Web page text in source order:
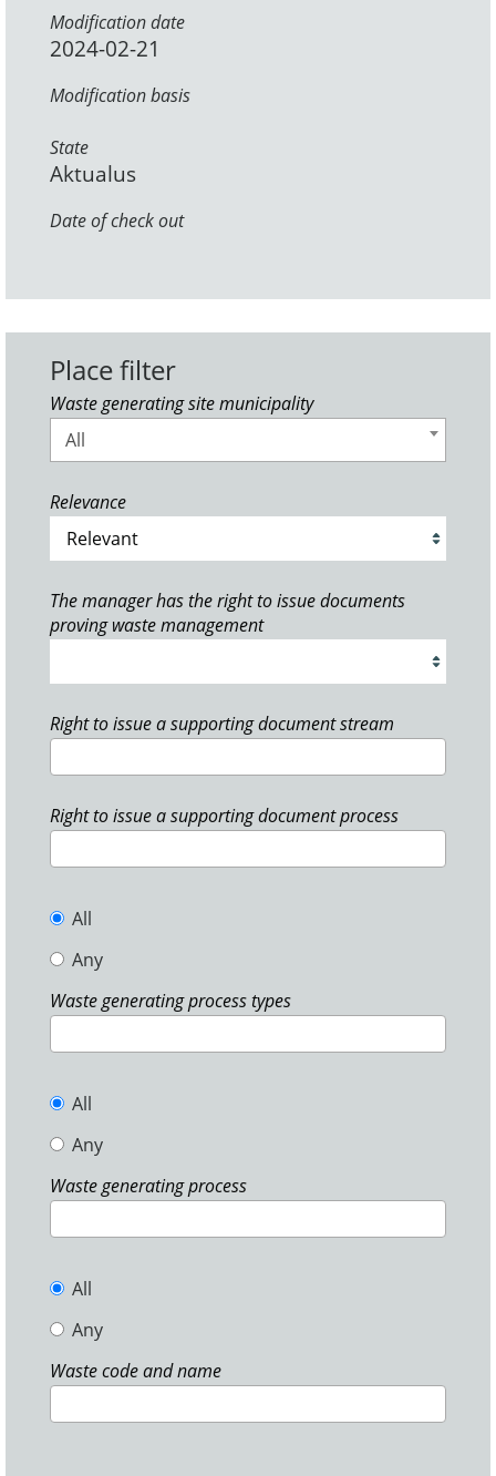
Modification date
2024-02-21
Modification basis
State
Aktualus
Date of check out
Place filter
Waste generating site municipality
All
Relevance
The manager has the right to issue documents
proving waste management
Right to issue a supporting document stream
Right to issue a supporting document process
All
Any
Waste generating process types
All
Any
Waste generating process
All
Any
Waste code and name